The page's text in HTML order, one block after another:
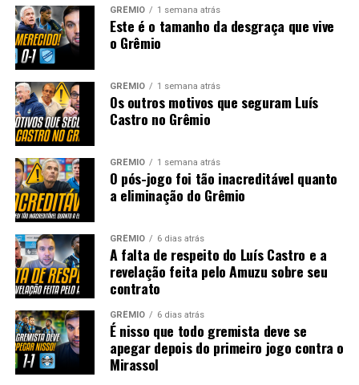
GRÊMIO 1 semana atrás
Este é o tamanho da desgraça que vive
o Grêmio
GRÊMIO 1 semana atrás
Os outros motivos que seguram Luís
Castro no Grêmio
GRÊMIO 1 semana atrás
O pós-jogo foi tão inacreditável quanto
a eliminação do Grêmio
GRÊMIO 6 dias atrás
A falta de respeito do Luís Castro e a
revelação feita pelo Amuzu sobre seu
contrato
GRÊMIO 6 dias atrás
É nisso que todo gremista deve se
apegar depois do primeiro jogo contra o
Mirassol